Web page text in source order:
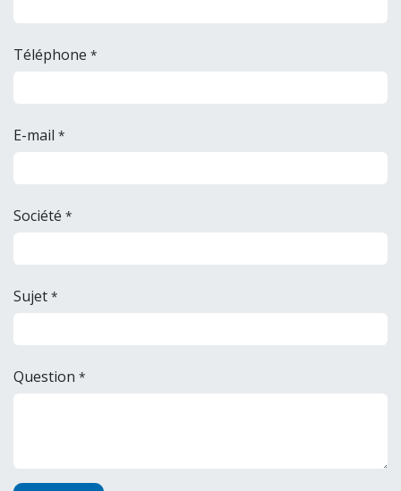
Téléphone *
E-mail *
Société *
Sujet *
Question *